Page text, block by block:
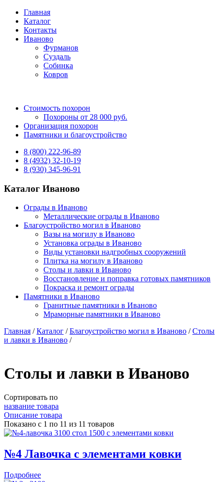
Главная
Каталог
Контакты
Иваново
Фурманов
Суздаль
Собинка
Ковров
Стоимость похорон
Похороны от 28 000 руб.
Организация похорон
Памятники и благоустройство
8 (800) 222-96-89
8 (4932) 32-10-19
8 (930) 345-96-91
Каталог Иваново
Ограды в Иваново
Металлические ограды в Иваново
Благоустройство могил в Иваново
Вазы на могилу в Иваново
Установка ограды в Иваново
Виды установки надгробных сооружений
Плитка на могилу в Иваново
Столы и лавки в Иваново
Восстановление и поправка готовых памятников
Покраска и ремонт ограды
Памятники в Иваново
Гранитные памятники в Иваново
Мраморные памятники в Иваново
Главная /Каталог /Благоустройство могил в Иваново /Столы
и лавки в Иваново /
Столы и лавки в Иваново
Сортировать по
название товара
Описание товара
Показано с 1 по 11 из 11 товаров
№4 Лавочка с элементами ковки
Подробнее